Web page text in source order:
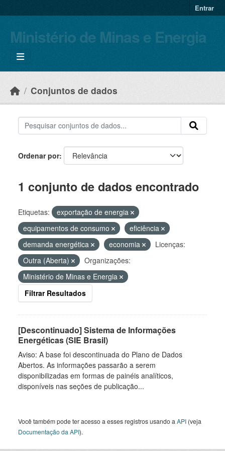
Entrar
Ministério de Minas e Energia
Conjuntos de dados
Ordenar por
1 conjunto de dados encontrado
Etiquetas:
exportação de energia
equipamentos de consumo
eficiência
demanda energética
economia
Licenças:
Outra (Aberta)
Organizações:
Ministério de Minas e Energia
Filtrar Resultados
[Descontinuado] Sistema de Informações
Energéticas (SIE Brasil)
Aviso: A base foi descontinuada do Plano de Dados
Abertos. As informações passarão a serem
disponibilizadas em formas de painéis analíticos,
disponíveis nas seções de publicação...
Você também pode ter acesso a esses registros usando a API (veja
Documentação da API).